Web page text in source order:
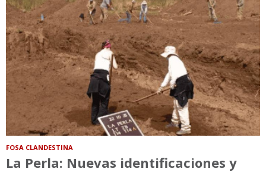
FOSA CLANDESTINA
La Perla: Nuevas identificaciones y